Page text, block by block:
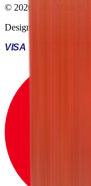
© 2026
Designed &
VISA